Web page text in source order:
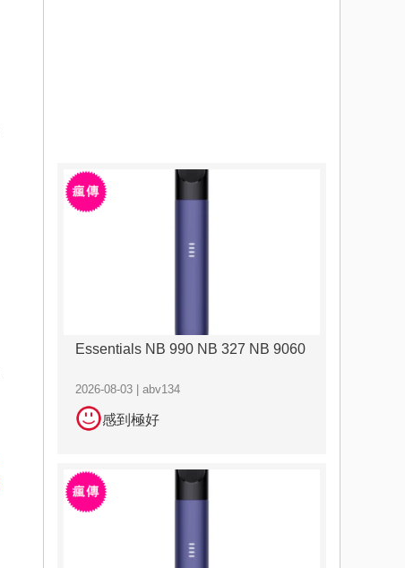
Essentials NB 990 NB 327 NB 9060
2026-08-03 | abv134
感到極好